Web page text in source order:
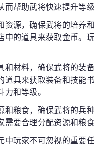
帮助武将快速提升等级
资源，确保武将的培养
中的道具来获取金币。
材料，确保武将的装
道具来获取装备和技能
和等级。
和粮食，确保武将的兵
需要合理分配资源和粮
中玩家不可忽视的重要